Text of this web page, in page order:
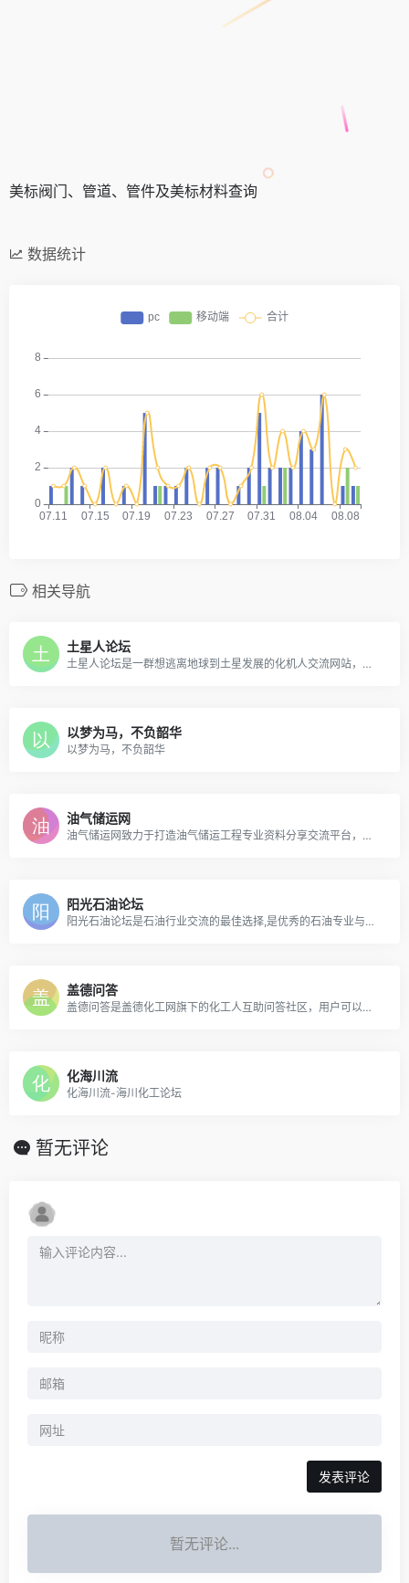
美标阀门、管道、管件及美标材料查询
数据统计
相关导航
土星人论坛
土星人论坛是一群想逃离地球到土星发展的化机人交流网站，誓必要将土星改造成化工机械星球，成为化机人的一个乐园
以梦为马，不负韶华
以梦为马，不负韶华
油气储运网
油气储运网致力于打造油气储运工程专业资料分享交流平台，发布国内外石油管道和天然气管道的石油新闻资讯，分享油气储运工程的课件试题和视频教程，搜集输油管道输气管道的项目文件和图纸图集，提供石油天然气管道输送的石油标准、石油软件、在线计算程序等各种工程资料，为油气储运工程人士创建一个石油管道和天然气管道的行业门户网站！
阳光石油论坛
阳光石油论坛是石油行业交流的最佳选择,是优秀的石油专业与技术论坛。我们着力搭建石油勘探、开发以及非常规油气开发技术讨论的国内第一交流平台。
盖德问答
盖德问答是盖德化工网旗下的化工人互助问答社区，用户可以提出问题、解决问题、或者搜索其他用户沉淀的精彩内容。
化海川流
化海川流-海川化工论坛
暂无评论
暂无评论...